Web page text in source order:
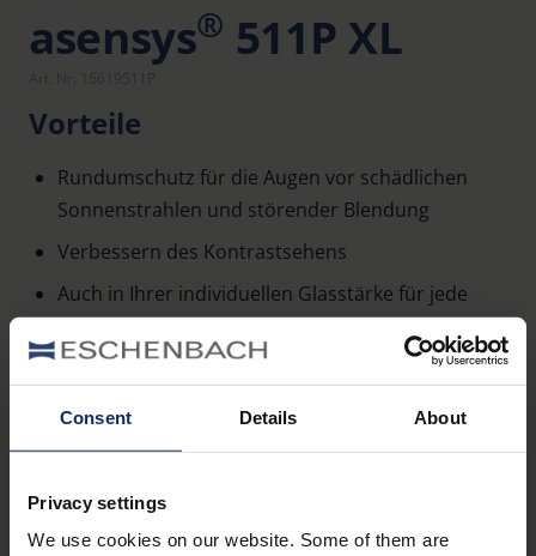
Consent Details About
Privacy settings
We use cookies on our website. Some of them are
asensys® 511P XL
Vorteile
Rundumschutz für die Augen vor schädlichen
Sonnenstrahlen und störender Blendung
Verbessern des Kontrastsehens
Auch in Ihrer individuellen Glasstärke für jede
beliebige Fassung erhältlich
Ausstattung
Blaulichtabsorption.
Verbessertes Kontrastsehen und Minimierung